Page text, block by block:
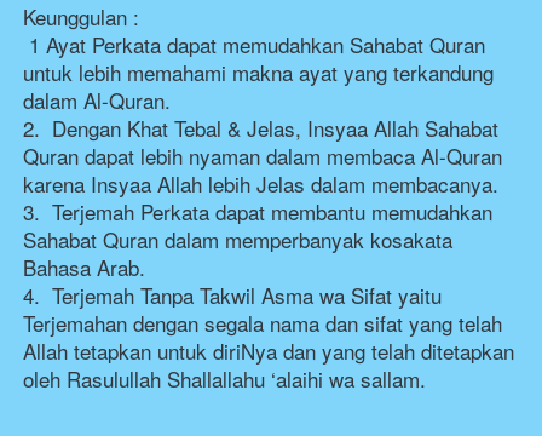
Keunggulan :
1 Ayat Perkata dapat memudahkan Sahabat Quran
untuk lebih memahami makna ayat yang terkandung
dalam Al-Quran.
2. Dengan Khat Tebal & Jelas, Insyaa Allah Sahabat
Quran dapat lebih nyaman dalam membaca Al-Quran
karena Insyaa Allah lebih Jelas dalam membacanya.
3. Terjemah Perkata dapat membantu memudahkan
Sahabat Quran dalam memperbanyak kosakata
Bahasa Arab.
4. Terjemah Tanpa Takwil Asma wa Sifat yaitu
Terjemahan dengan segala nama dan sifat yang telah
Allah tetapkan untuk diriNya dan yang telah ditetapkan
oleh Rasulullah Shallallahu ‘alaihi wa sallam.